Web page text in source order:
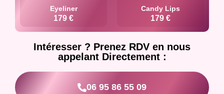
Eyeliner
179 €
Candy Lips
179 €
Intéresser ? Prenez RDV en nous
appelant Directement :
06 95 86 55 09